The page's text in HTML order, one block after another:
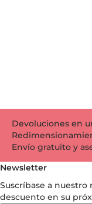
Devoluciones en
Envío gratuito y
Newsletter
Suscríbase a
descuento en su